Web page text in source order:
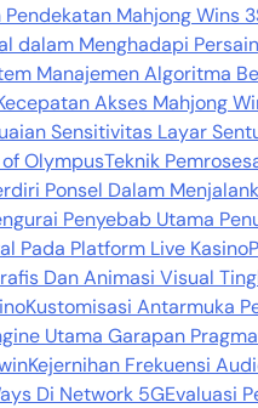
Mahjong Wins 3
dalam Menghadapi
Manajemen Algoritma
Akses Mahjong
Sensitivitas Layar
OlympusTeknik
Ponsel Dalam
Penyebab Utama
Pada Platform Live Kasino
Dan Animasi Visual
Kustomisasi Antarmuka
Utama Garapan
Kejernihan Frekuensi
Di Network 5GEvaluasi